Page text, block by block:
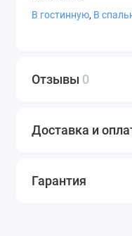
В гостинную, В
Отзывы 0
Доставка и
Гарантия